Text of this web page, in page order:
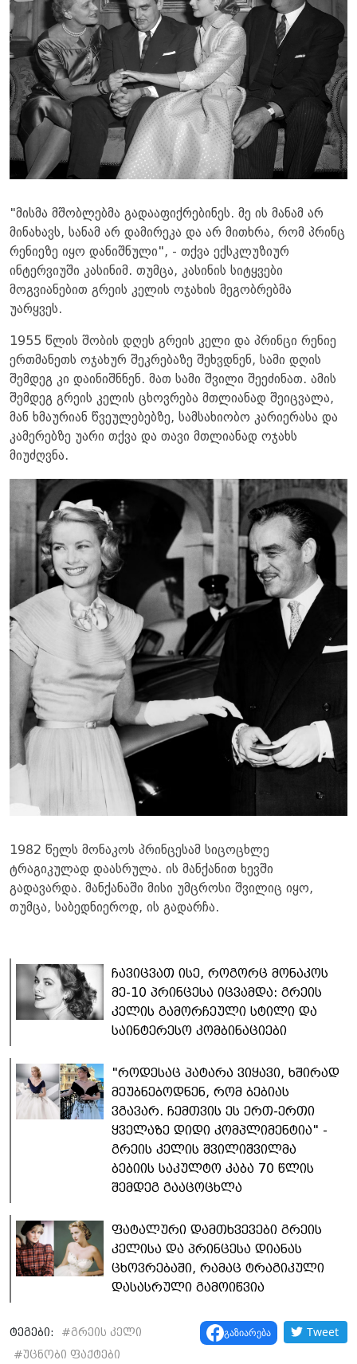
"მისმა მშობლებმა გადააფიქრებინეს. მე ის მანამ არ
მინახავს, ​​სანამ არ დამირეკა და არ მითხრა, რომ პრინც
რენიეზე იყო დანიშნული", - თქვა ექსკლუზიურ
ინტერვიუში კასინიმ. თუმცა, კასინის სიტყვები
მოგვიანებით გრეის კელის ოჯახის მეგობრებმა
უარყვეს.
1955 წლის შობის დღეს გრეის კელი და პრინცი რენიე
ერთმანეთს ოჯახურ შეკრებაზე შეხვდნენ, სამი დღის
შემდეგ კი დაინიშნნენ. მათ სამი შვილი შეეძინათ. ამის
შემდეგ გრეის კელის ცხოვრება მთლიანად შეიცვალა,
მან ხმაურიან წვეულებებზე, სამსახიობო კარიერასა და
კამერებზე უარი თქვა და თავი მთლიანად ოჯახს
მიუძღვნა.
1982 წელს მონაკოს პრინცესამ სიცოცხლე
ტრაგიკულად დაასრულა. ის მანქანით ხევში
გადავარდა. მანქანაში მისი უმცროსი შვილიც იყო,
თუმცა, საბედნიეროდ, ის გადარჩა.
ჩავიცვათ ისე, როგორც მონაკოს
მე-10 პრინცესა იცვამდა: გრეის
კელის გამორჩეული სტილი და
საინტერესო კომბინაციები
"როდესაც პატარა ვიყავი, ხშირად
მეუბნებოდნენ, რომ ბებიას
ვგავარ. ჩემთვის ეს ერთ-ერთი
ყველაზე დიდი კომპლიმენტია" -
გრეის კელის შვილიშვილმა
ბებიის საკულტო კაბა 70 წლის
შემდეგ გააცოცხლა
ფატალური დამთხვევები გრეის
კელისა და პრინცესა დიანას
ცხოვრებაში, რამაც ტრაგიკული
დასასრული გამოიწვია
ტეგები: #გრეის კელი
#უცნობი ფაქტები
გაზიარება Tweet